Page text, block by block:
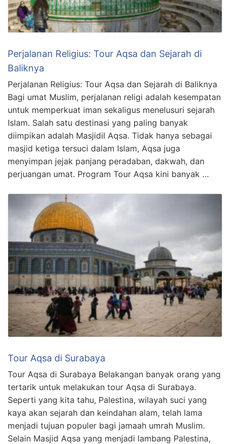
Perjalanan Religius: Tour Aqsa dan Sejarah di
Baliknya
Perjalanan Religius: Tour Aqsa dan Sejarah di Baliknya
Bagi umat Muslim, perjalanan religi adalah kesempatan
untuk memperkuat iman sekaligus menelusuri sejarah
Islam. Salah satu destinasi yang paling banyak
diimpikan adalah Masjidil Aqsa. Tidak hanya sebagai
masjid ketiga tersuci dalam Islam, Aqsa juga
menyimpan jejak panjang peradaban, dakwah, dan
perjuangan umat. Program Tour Aqsa kini banyak …
Tour Aqsa di Surabaya
Tour Aqsa di Surabaya Belakangan banyak orang yang
tertarik untuk melakukan tour Aqsa di Surabaya.
Seperti yang kita tahu, Palestina, wilayah suci yang
kaya akan sejarah dan keindahan alam, telah lama
menjadi tujuan populer bagi jamaah umrah Muslim.
Selain Masjid Aqsa yang menjadi lambang Palestina,